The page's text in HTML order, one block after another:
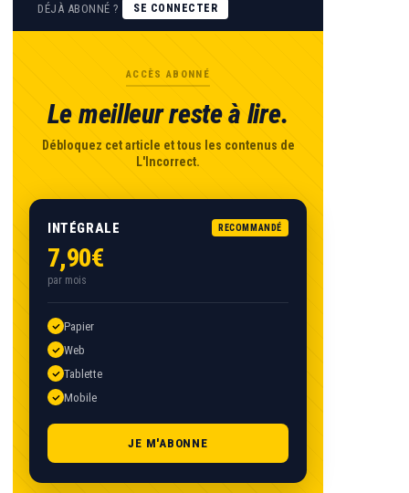
DÉJÀ ABONNÉ ?
SE CONNECTER
ACCÈS ABONNÉ
Le meilleur reste à lire.
Débloquez cet article et tous les contenus de
L'Incorrect.
INTÉGRALE RECOMMANDÉ
7,90€
par mois
Papier
Web
Tablette
Mobile
JE M'ABONNE